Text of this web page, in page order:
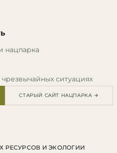
нацпарка
ситуациях
СТАРЫЙ САЙТ НАЦПАРКА →
РЕСУРСОВ И ЭКОЛОГИИ